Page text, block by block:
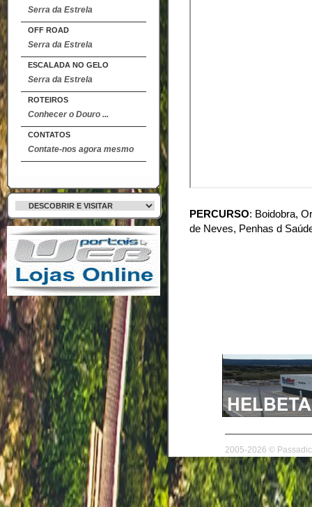
Serra da Estrela
OFF ROAD
Serra da Estrela
ESCALADA NO GELO
Serra da Estrela
ROTEIROS
Conhecer o Douro ...
CONTATOS
Contate-nos agora mesmo
PERCURSO: Boidobra,
de Neves, Penhas d
2005-2026 ©